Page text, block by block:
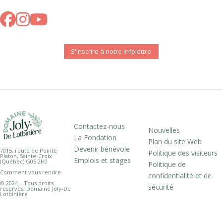
S'inscrire à notre infolettre
7015, route de Pointe
Platon, Sainte-Croix
(Québec) G0S 2H0
Comment vous rendre
© 2024 – Tous droits
réservés, Domaine Joly-De
Lotbinière
Contactez-nous
La Fondation
Devenir bénévole
Emplois et stages
Nouvelles
Plan du site Web
Politique des visiteurs
Politique de
confidentialité et de
sécurité